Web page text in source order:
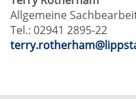
Allgemeine
Tel.: 02941 2895-22